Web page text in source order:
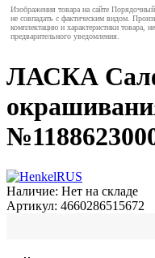
Изображения товара на сайте
не совпадать с фактическим видом.
комплектацию и характеристики товара,
предварительного уведомления.
ЛАСКА
Наличие: Нет на складе
Артикул: 4660286515672